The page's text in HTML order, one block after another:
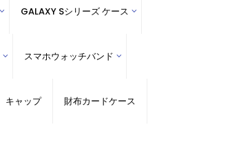
GALAXY Sシリーズ ケース
スマホウォッチバンド
キャップ 財布カードケース